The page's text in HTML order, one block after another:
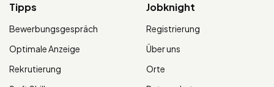
Tipps
Bewerbungsgespräch
Optimale Anzeige
Rekrutierung
Jobknight
Registrierung
Über uns
Orte